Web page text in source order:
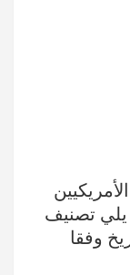
وفيما يلي تصنيف
وفقا